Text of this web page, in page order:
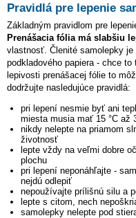
Pravidlá pre lepenie
Základným pravidlom pre
Prenášacia fólia má slabšiu
vlastnosť. Členité samolepky
podkladového papiera - chce
lepivosti prenášacej fólie to
dodržujte nasledujúce pravidlá:
pri lepení nesmie byť ani
miesta musia mať 15 °C až
nikdy nelepte na priamom
životnosť
lepte vždy na veľmi dobre
plochu
pri lepení neponáhľajte -
nejdú odlepiť
nepoužívajte prílišnú silu a
lepte s citom, nech
samolepky nelepte pod